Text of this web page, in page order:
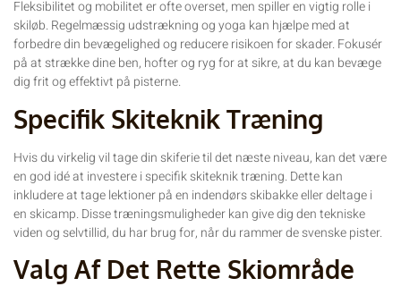
Fleksibilitet og mobilitet er ofte overset, men spiller en vigtig rolle i
skiløb. Regelmæssig udstrækning og yoga kan hjælpe med at
forbedre din bevægelighed og reducere risikoen for skader. Fokusér
på at strække dine ben, hofter og ryg for at sikre, at du kan bevæge
dig frit og effektivt på pisterne.
Specifik Skiteknik Træning
Hvis du virkelig vil tage din skiferie til det næste niveau, kan det være
en god idé at investere i specifik skiteknik træning. Dette kan
inkludere at tage lektioner på en indendørs skibakke eller deltage i
en skicamp. Disse træningsmuligheder kan give dig den tekniske
viden og selvtillid, du har brug for, når du rammer de svenske pister.
Valg Af Det Rette Skiområde